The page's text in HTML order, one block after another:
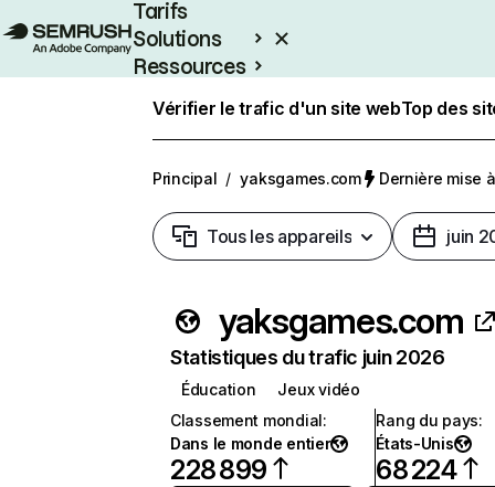
Tarifs
Solutions
Ressources
Vérifier le trafic d'un site webTop des
Principal / yaksgames.com Dernière mise
Tous les appareils juin
yaksgames.com
Statistiques du trafic juin 2026
Éducation
Jeux vidéo
Classement mondial:
Dans le monde entier
228 899
Rang du pays:
États-Unis
68 224